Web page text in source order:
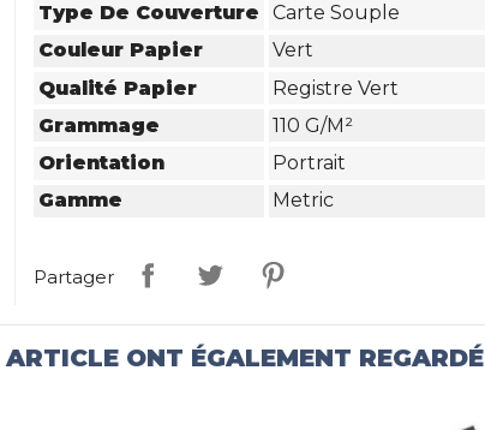
Type De Couverture
Carte Souple
Couleur Papier
Vert
Qualité Papier
Registre Vert
Grammage
110 G/m²
Orientation
Portrait
Gamme
Metric
Partager
ONT ÉGALEMENT REGARDÉ